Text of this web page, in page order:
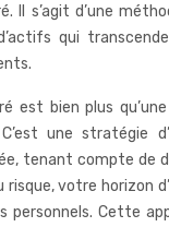
Il s’agit d’une
qui
est bien plus
une stratégie
tenant compte de
votre horizon
personnels. Cette